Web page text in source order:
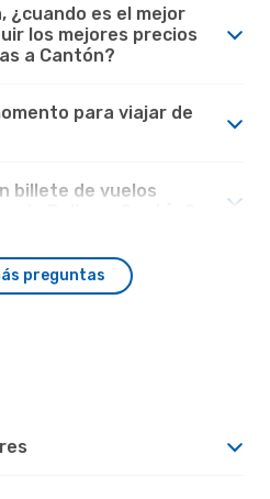
¿cuando es el mejor
los mejores precios
a Cantón?
para viajar de
billete de vuelos
preguntas